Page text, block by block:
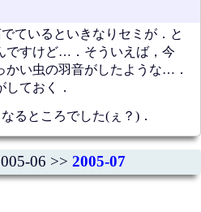
ているといきなりセミが．と
ですけど…．そういえば，今
かい虫の羽音がしたような…．
ておく．
るところでした(ぇ？)．
06 >> 2005-07